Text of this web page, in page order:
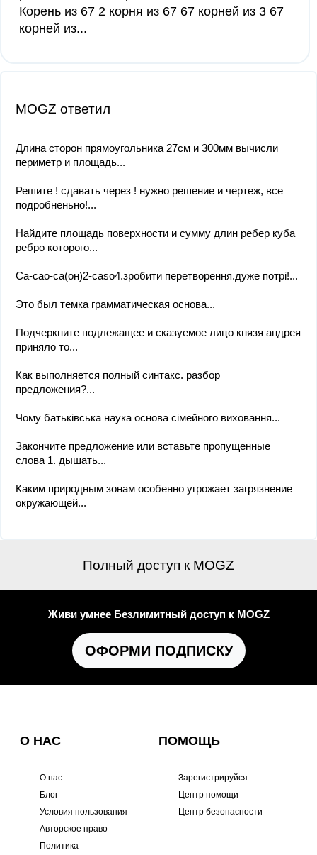
Корень из 67 2 корня из 67 67 корней из 3 67
корней из...
MOGZ ответил
Длина сторон прямоугольника 27см и 300мм вычисли
периметр и площадь...
Решите ! сдавать через ! нужно решение и чертеж, все
подробненьно!...
Найдите площадь поверхности и сумму длин ребер куба
ребро которого...
Са-сао-са(он)2-саso4.зробити перетворення.дуже потрі!...
Это был темка грамматическая основа...
Подчеркните подлежащее и сказуемое лицо князя андрея
приняло то...
Как выполняется полный синтакс. разбор
предложения?...
Чому батьківська наука основа сімейного виховання...
Закончите предложение или вставьте пропущенные
слова 1. дышать...
Каким природным зонам особенно угрожает загрязнение
окружающей...
Полный доступ к MOGZ
Живи умнее Безлимитный доступ к MOGZ
ОФОРМИ ПОДПИСКУ
О НАС
О нас
Блог
Условия пользования
Авторское право
Политика
ПОМОЩЬ
Зарегистрируйся
Центр помощи
Центр безопасности